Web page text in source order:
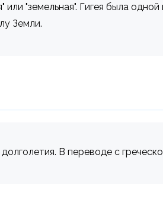
"земельная". Гигея была
Земли.
В переводе с